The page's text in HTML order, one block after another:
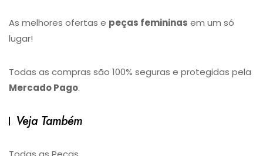
As melhores ofertas e peças femininas em um só
lugar!
Todas as compras são 100% seguras e protegidas pela
Mercado Pago.
Veja Também